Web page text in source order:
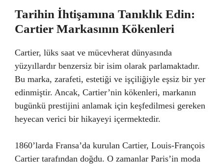
Tarihin İhtişamına Tanıklık Edin:
Cartier Markasının Kökenleri
Cartier, lüks saat ve mücevherat dünyasında
yüzyıllardır benzersiz bir isim olarak parlamaktadır.
Bu marka, zarafeti, estetiği ve işçiliğiyle eşsiz bir yer
edinmiştir. Ancak, Cartier’nin kökenleri, markanın
bugünkü prestijini anlamak için keşfedilmesi gereken
heyecan verici bir hikayeyi içermektedir.
1860’larda Fransa’da kurulan Cartier, Louis-François
Cartier tarafından doğdu. O zamanlar Paris’in moda